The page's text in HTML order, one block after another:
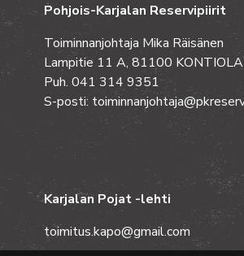
Pohjois-Karjalan Reservipiirit
Toiminnanjohtaja Mika Räisänen
Lampitie 11 A, 81100
Puh. 041 314 9351
S-posti:
Karjalan Pojat -lehti
toimitus.kapo@gmail.com